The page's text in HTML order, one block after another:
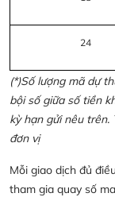
24
(*)Số lượng mã dự
bội số giữa số tiền
kỳ hạn gửi nêu trên.
đơn vị
Mỗi giao dịch đủ
tham gia quay số